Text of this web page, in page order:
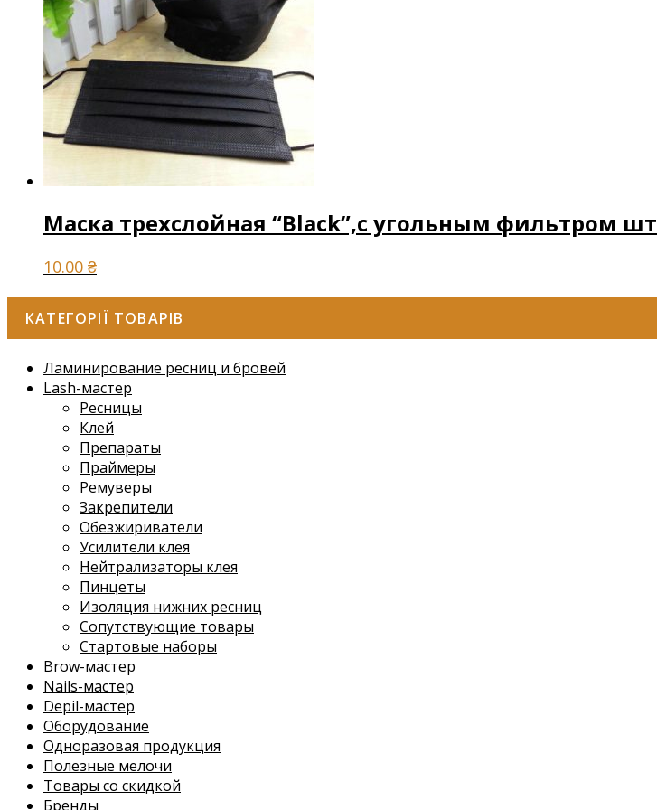
Маска трехслойная “Black”,с угольным фильтром шт
10.00 ₴
КАТЕГОРІЇ ТОВАРІВ
Ламинирование ресниц и бровей
Lash-мастер
Ресницы
Клей
Препараты
Праймеры
Ремуверы
Закрепители
Обезжириватели
Усилители клея
Нейтрализаторы клея
Пинцеты
Изоляция нижних ресниц
Сопутствующие товары
Стартовые наборы
Brow-мастер
Nails-мастер
Depil-мастер
Оборудование
Одноразовая продукция
Полезные мелочи
Товары со скидкой
Бренды